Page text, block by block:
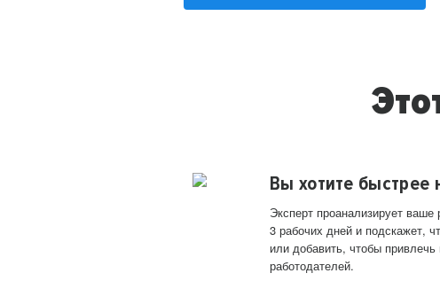
Вы хотите быстрее
Эксперт проанализирует
3 рабочих дней и подскажет,
или добавить, чтобы
работодателей.